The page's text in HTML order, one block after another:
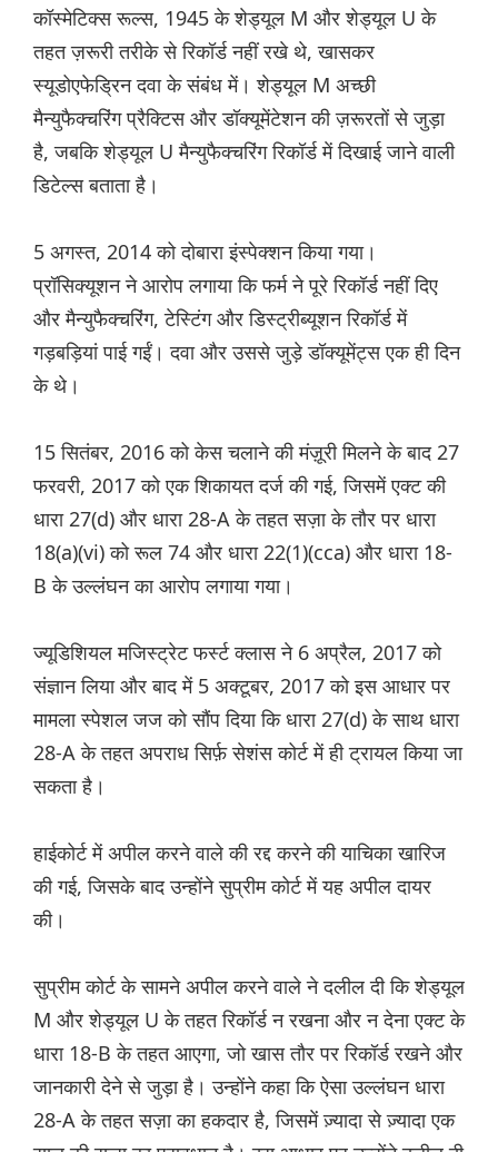
कॉस्मेटिक्स रूल्स, 1945 के शेड्यूल M और शेड्यूल U के
तहत ज़रूरी तरीके से रिकॉर्ड नहीं रखे थे, खासकर
स्यूडोएफेड्रिन दवा के संबंध में। शेड्यूल M अच्छी
मैन्युफैक्चरिंग प्रैक्टिस और डॉक्यूमेंटेशन की ज़रूरतों से जुड़ा
है, जबकि शेड्यूल U मैन्युफैक्चरिंग रिकॉर्ड में दिखाई जाने वाली
डिटेल्स बताता है।
5 अगस्त, 2014 को दोबारा इंस्पेक्शन किया गया।
प्रॉसिक्यूशन ने आरोप लगाया कि फर्म ने पूरे रिकॉर्ड नहीं दिए
और मैन्युफैक्चरिंग, टेस्टिंग और डिस्ट्रीब्यूशन रिकॉर्ड में
गड़बड़ियां पाई गईं। दवा और उससे जुड़े डॉक्यूमेंट्स एक ही दिन
के थे।
15 सितंबर, 2016 को केस चलाने की मंज़ूरी मिलने के बाद 27
फरवरी, 2017 को एक शिकायत दर्ज की गई, जिसमें एक्ट की
धारा 27(d) और धारा 28-A के तहत सज़ा के तौर पर धारा
18(a)(vi) को रूल 74 और धारा 22(1)(cca) और धारा 18-
B के उल्लंघन का आरोप लगाया गया।
ज्यूडिशियल मजिस्ट्रेट फर्स्ट क्लास ने 6 अप्रैल, 2017 को
संज्ञान लिया और बाद में 5 अक्टूबर, 2017 को इस आधार पर
मामला स्पेशल जज को सौंप दिया कि धारा 27(d) के साथ धारा
28-A के तहत अपराध सिर्फ़ सेशंस कोर्ट में ही ट्रायल किया जा
सकता है।
हाईकोर्ट में अपील करने वाले की रद्द करने की याचिका खारिज
की गई, जिसके बाद उन्होंने सुप्रीम कोर्ट में यह अपील दायर
की।
सुप्रीम कोर्ट के सामने अपील करने वाले ने दलील दी कि शेड्यूल
M और शेड्यूल U के तहत रिकॉर्ड न रखना और न देना एक्ट के
धारा 18-B के तहत आएगा, जो खास तौर पर रिकॉर्ड रखने और
जानकारी देने से जुड़ा है। उन्होंने कहा कि ऐसा उल्लंघन धारा
28-A के तहत सज़ा का हकदार है, जिसमें ज़्यादा से ज़्यादा एक